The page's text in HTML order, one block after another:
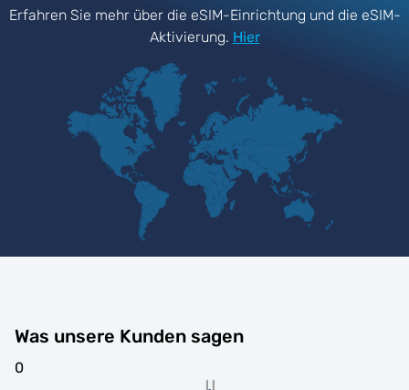
Erfahren Sie mehr über die eSIM-Einrichtung und die eSIM-
Aktivierung. Hier
Was unsere Kunden sagen
0